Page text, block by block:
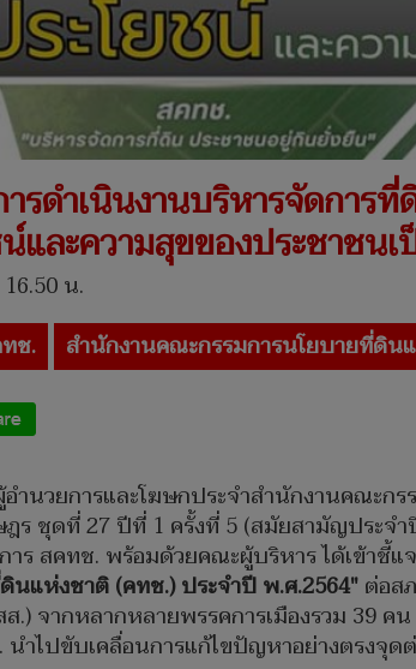
รดำเนินงานบริหารจัดกา
และความสุขของประชาชน
น.
ช. สำนักงานคณะกรรมการนโยบายที่ดิน
ำนวยการและโฆษกประจำสำนักงานคณะก
ฎร ชุดที่ 27 ปีที่ 1 ครั้งที่ 5 (สมัยสามัญประ
สคทช. พร้อมด้วยคณะผู้บริหาร ได้เข้าชี้แ
นแห่งชาติ (คทช.) ประจำปี พ.ศ.2564"ต่อส
.) จากหลากหลายพรรคการเมืองรวม 39
ำไปขับเคลื่อนการแก้ไขปัญหาอย่างตรงจุด